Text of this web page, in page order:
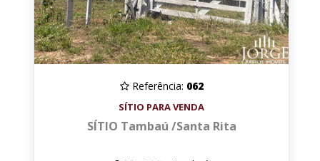
Referência: 062
SÍTIO PARA VENDA
SÍTIO Tambaú /Santa Rita